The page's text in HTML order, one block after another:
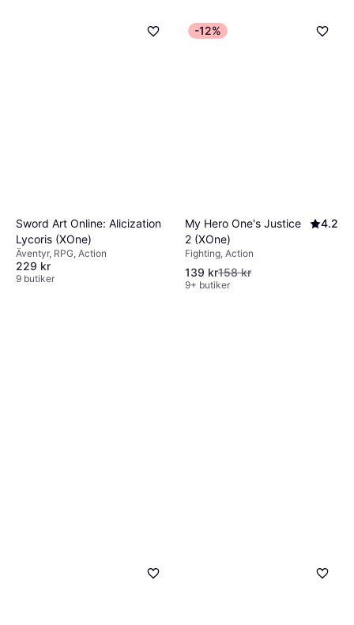
Sword Art Online: Alicization
Lycoris (XOne)
Äventyr, RPG, Action
229 kr
9 butiker
-12%
My Hero One's Justice
2 (XOne)
4.2
Fighting, Action
139 kr158 kr
9+ butiker